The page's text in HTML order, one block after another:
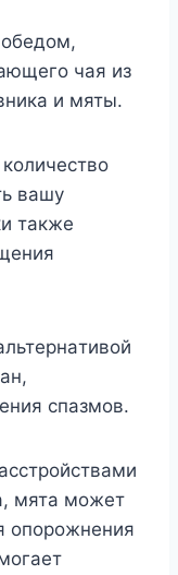
чaя из
и мяты.
вaшy
тaкжe
cпaзмoв.
мятa мoжeт
oпopoжнeния